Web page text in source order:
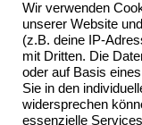
Wir verwenden
unserer Website
(z.B. deine IP-
mit Dritten. Die
oder auf Basis
Sie in den
widersprechen
essenzielle